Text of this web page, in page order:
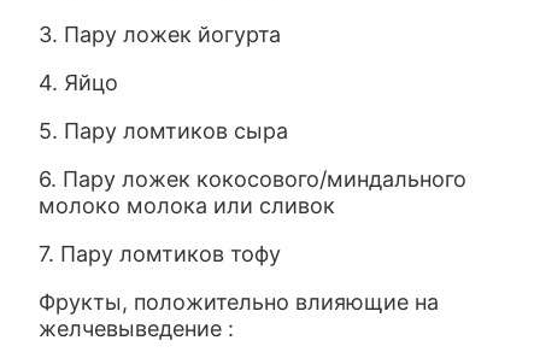
3. Пару ложек йогурта
4. Яйцо
5. Пару ломтиков сыра
6. Пару ложек кокосового/миндального
молоко молока или сливок
7. Пару ломтиков тофу
Фрукты, положительно влияющие на
желчевыведение :